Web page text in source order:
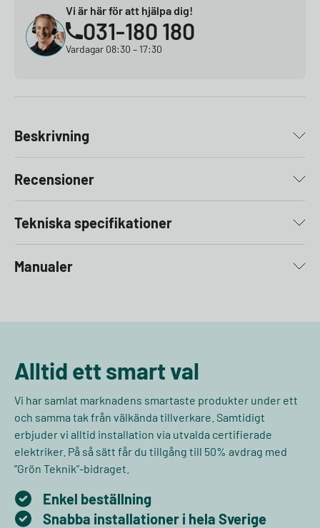
Vi är här för att hjälpa dig!
031-180 180
Vardagar 08:30 – 17:30
Beskrivning
Recensioner
Tekniska specifikationer
Manualer
Alltid ett smart val
Vi har samlat marknadens smartaste produkter under ett
och samma tak från välkända tillverkare. Samtidigt
erbjuder vi alltid installation via utvalda certifierade
elektriker. På så sätt får du tillgång till 50% avdrag med
”Grön Teknik”-bidraget.
Enkel beställning
Snabba installationer i hela Sverige